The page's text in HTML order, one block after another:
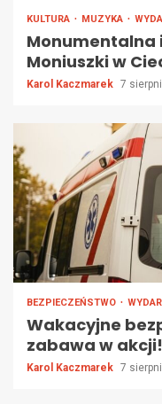
KULTURA MUZYKA
Monumentalna
Moniuszki w
Karol Kaczmarek 7
BEZPIECZEŃSTWO
Wakacyjne
zabawa w akcji!
Karol Kaczmarek 7